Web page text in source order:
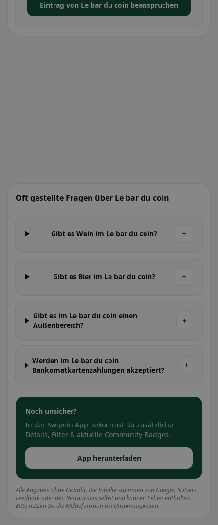
Eintrag von Le bar du coin beanspruchen
Oft gestellte Fragen über Le bar du coin
Gibt es Wein im Le bar du coin? +
Gibt es Bier im Le bar du coin? +
Gibt es im Le bar du coin einen
Außenbereich?
+
Werden im Le bar du coin
Bankomatkartenzahlungen akzeptiert?
+
Noch unsicher?
In der Swipein App bekommst du zusätzliche
Details, Filter & aktuelle Community-Badges.
App herunterladen
Alle Angaben ohne Gewähr. Die Inhalte stammen von Google, Nutzer-
Feedback oder den Restaurants selbst und können Fehler enthalten.
Bitte nutzen Sie die Meldefunktion bei Unstimmigkeiten.